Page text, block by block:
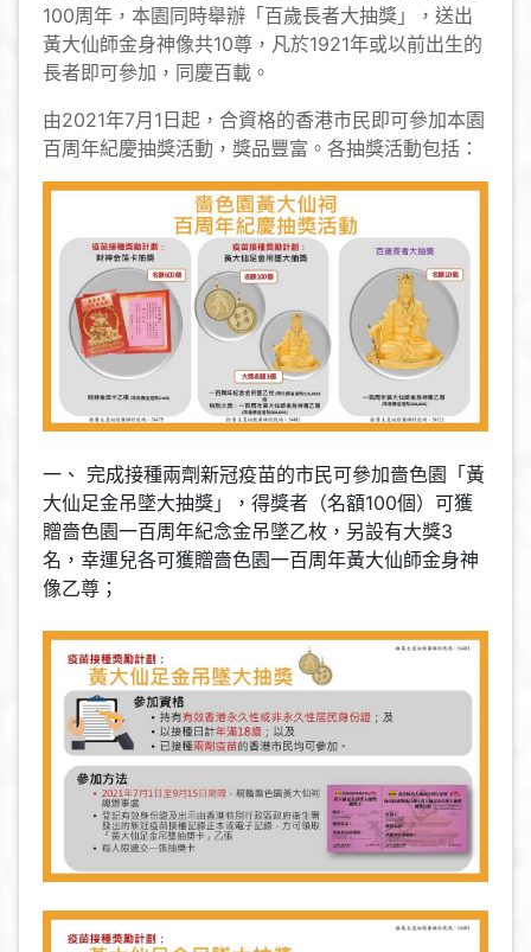
100周年，本園同時舉辦「百歲長者大抽獎」，送出
黃大仙師金身神像共10尊，凡於1921年或以前出生的
長者即可參加，同慶百載。
由2021年7月1日起，合資格的香港市民即可參加本園
百周年紀慶抽獎活動，獎品豐富。各抽獎活動包括：
一、 完成接種兩劑新冠疫苗的市民可參加嗇色園「黃
大仙足金吊墜大抽獎」，得獎者（名額100個）可獲
贈嗇色園一百周年紀念金吊墜乙枚，另設有大獎3
名，幸運兒各可獲贈嗇色園一百周年黃大仙師金身神
像乙尊；